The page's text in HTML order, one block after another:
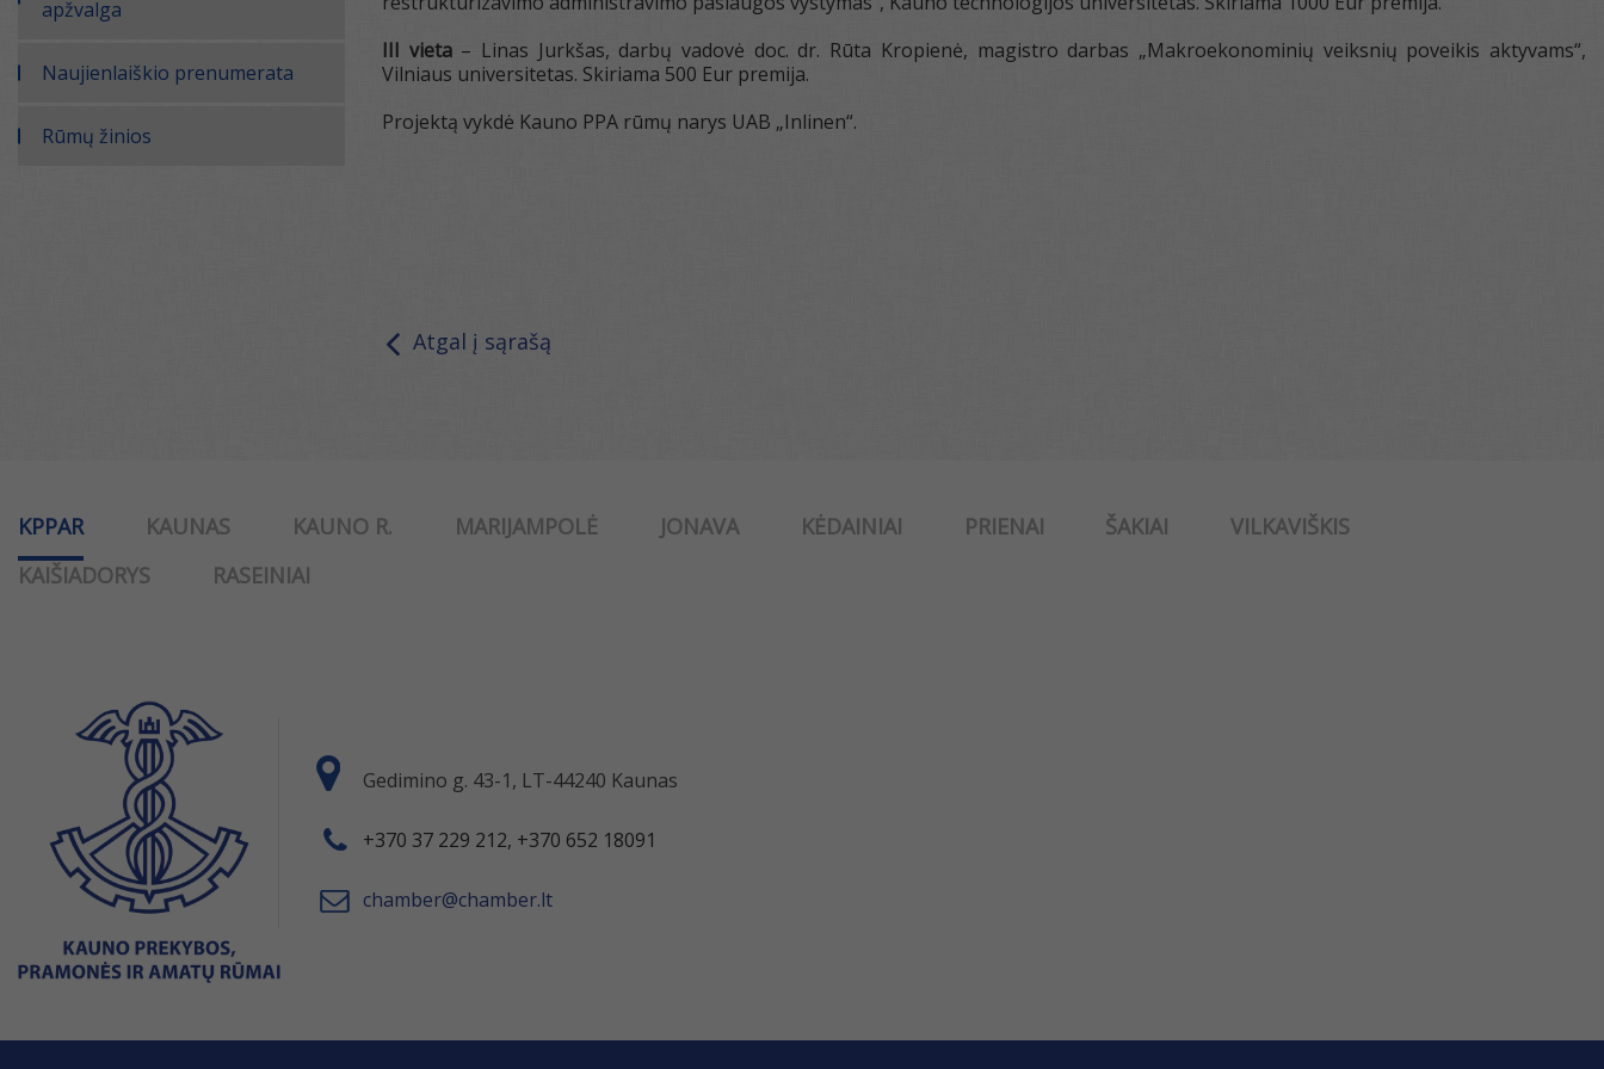
apžvalga
Naujienlaiškio prenumerata
Rūmų žinios
III vieta– Linas Jurkšas, darbų vadovė doc. dr. Rūta Kropienė, magistro darbas „Makroekonominių veiksnių poveikis aktyvams“,
Vilniaus universitetas. Skiriama 500 Eur premija.
Projektą vykdė Kauno PPA rūmų narys UAB „Inlinen“.
Atgal į sąrašą
KPPAR KAUNAS KAUNO R. MARIJAMPOLĖ JONAVA KĖDAINIAI PRIENAI ŠAKIAI
VILKAVIŠKIS
KAIŠIADORYS
RASEINIAI
Gedimino g. 43-1, LT-44240 Kaunas
+370 37 229 212, +370 652 18091
chamber@chamber.lt